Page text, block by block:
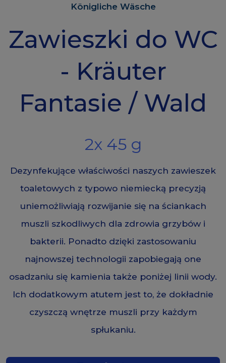
Königliche Wäsche
Zawieszki do WC
- Kräuter
Fantasie / Wald
2x 45 g
Dezynfekujące właściwości naszych zawieszek
toaletowych z typowo niemiecką precyzją
uniemożliwiają rozwijanie się na ściankach
muszli szkodliwych dla zdrowia grzybów i
bakterii. Ponadto dzięki zastosowaniu
najnowszej technologii zapobiegają one
osadzaniu się kamienia także poniżej linii wody.
Ich dodatkowym atutem jest to, że dokładnie
czyszczą wnętrze muszli przy każdym
spłukaniu.